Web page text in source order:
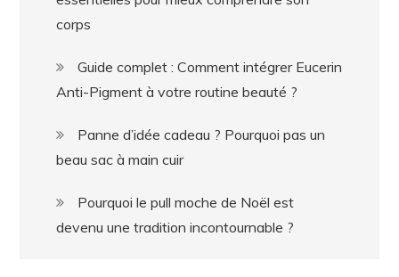
corps
Guide complet : Comment intégrer Eucerin
Anti-Pigment à votre routine beauté ?
Panne d’idée cadeau ? Pourquoi pas un
beau sac à main cuir
Pourquoi le pull moche de Noël est
devenu une tradition incontournable ?